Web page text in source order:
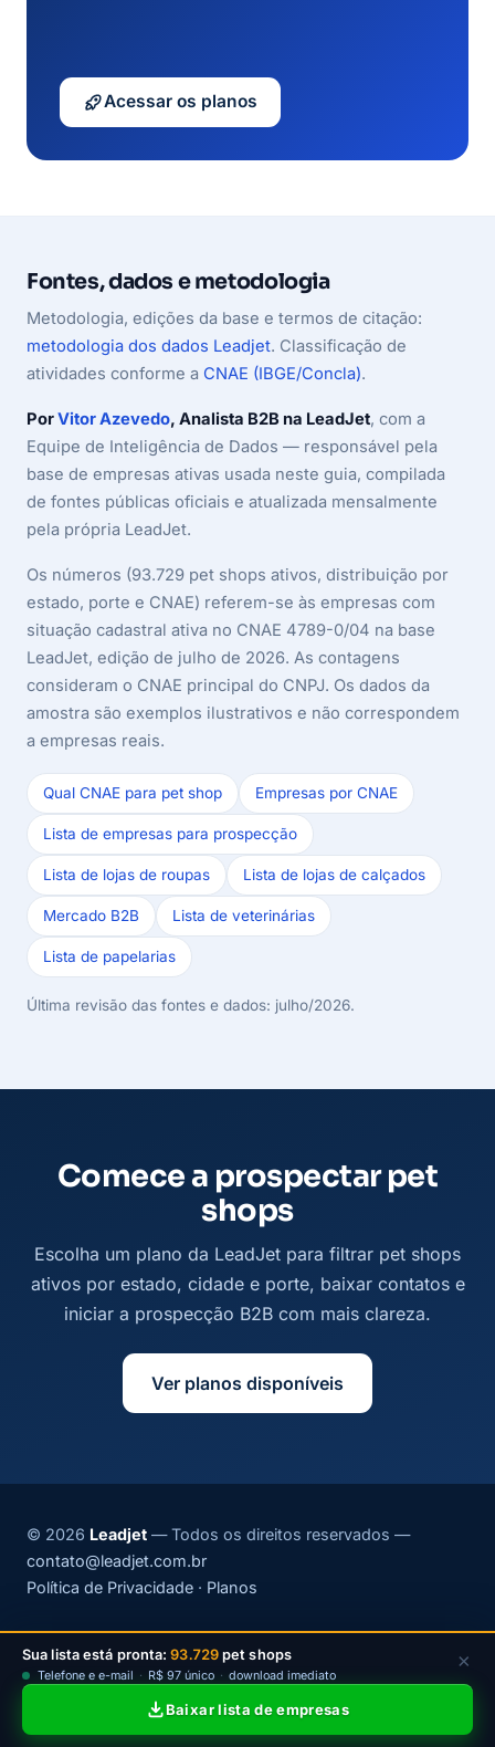
Acessar os planos
Fontes, dados e metodologia
Metodologia, edições da base e termos de citação:
metodologia dos dados Leadjet. Classificação de
atividades conforme a CNAE (IBGE/Concla).
PorVitor Azevedo, Analista B2B na LeadJet, com a
Equipe de Inteligência de Dados — responsável pela
base de empresas ativas usada neste guia, compilada
de fontes públicas oficiais e atualizada mensalmente
pela própria LeadJet.
Os números (93.729 pet shops ativos, distribuição por
estado, porte e CNAE) referem-se às empresas com
situação cadastral ativa no CNAE 4789-0/04 na base
LeadJet, edição de julho de 2026. As contagens
consideram o CNAE principal do CNPJ. Os dados da
amostra são exemplos ilustrativos e não correspondem
a empresas reais.
Qual CNAE para pet shop Empresas por CNAE
Lista de empresas para prospecção
Lista de lojas de roupas Lista de lojas de calçados
Mercado B2B Lista de veterinárias
Lista de papelarias
Última revisão das fontes e dados: julho/2026.
Comece a prospectar pet
shops
Escolha um plano da LeadJet para filtrar pet shops
ativos por estado, cidade e porte, baixar contatos e
iniciar a prospecção B2B com mais clareza.
Ver planos disponíveis
© 2026 Leadjet — Todos os direitos reservados —
contato@leadjet.com.br
Política de Privacidade · Planos
Sua lista está pronta:93.729pet shops
Telefone e e-mail · R$ 97 único · download imediato
Baixar lista de empresas
×